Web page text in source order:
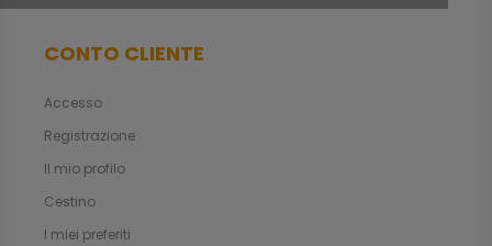
CONTO CLIENTE
Accesso
Registrazione
Il mio profilo
Cestino
I miei preferiti